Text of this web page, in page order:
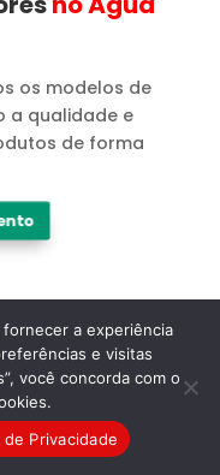
os modelos de
a qualidade e
de forma
a experiência
e visitas
você concorda com o
de Privacidade